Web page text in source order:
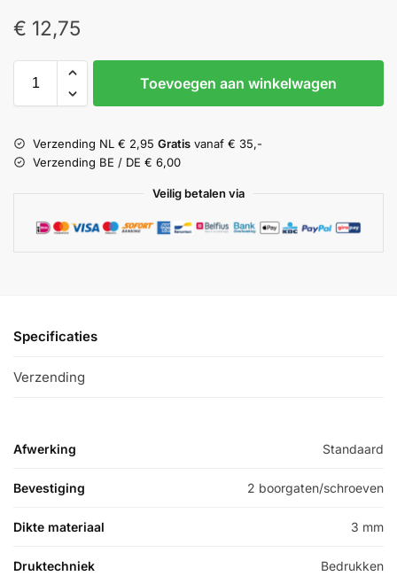
€ 12,75
Toevoegen aan winkelwagen
Verzending NL € 2,95 Gratis vanaf € 35,-
Verzending BE / DE € 6,00
Veilig betalen via
Specificaties
Verzending
Afwerking Standaard
Bevestiging 2 boorgaten/schroeven
Dikte materiaal 3 mm
Druktechniek Bedrukken